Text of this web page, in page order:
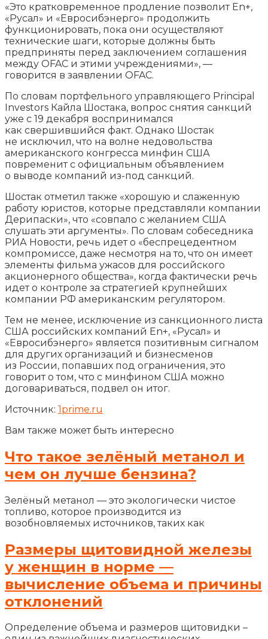
«Это кратковременное продление позволит En+,
«Русал» и «Евросибэнерго» продолжить
функционировать, пока они осуществляют
технические шаги, которые должны быть
предприняты перед заключением соглашения
между OFAC и этими учреждениями», —
говорится в заявлении OFAC.
По словам портфельного управляющего Principal
Investors Кайла Шостака, вопрос снятия санкций
уже с 19 декабря воспринимался
как свершившийся факт. Однако Шостак
не исключил, что на волне недовольства
американского конгресса минфин США
повременит с официальным объявлением
о выводе компаний из-под санкций.
Шостак отметил также «хорошую и слаженную
работу юристов, которые представляли компании
Дерипаски», что «совпало с желанием США
слушать эти аргументы». По словам собеседника
РИА Новости, речь идет о «беспрецедентном
компромиссе, даже несмотря на то, что он имеет
элементы фильма ужасов для российского
акционерного общества», когда фактически речь
идет о контроле за стратегией крупнейших
компании РФ американским регулятором.
Тем не менее, исключение из санкционного листа
США российских компаний En+, «Русал» и
«Евросибэнерго» является позитивным сигналом
для других организаций и бизнесменов
из России, попавших под ограничения, это
говорит о том, что с минфином США можно
договариваться, подвел он итог.
Источник: 1prime.ru
Вам также может быть интересно
Что такое зелёный метанол и
чем он лучше бензина?
Зелёный метанол — это экологически чистое
топливо, которое производится из
возобновляемых источников, таких как
Размеры щитовидной железы
у женщин в норме —
вычисление объема и причины
отклонений
Определение объема и размеров щитовидки –